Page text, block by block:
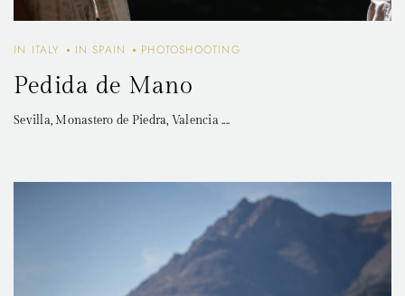
IN ITALY IN SPAIN PHOTOSHOOTING
Pedida de Mano
Sevilla, Monastero de Piedra, Valencia ....